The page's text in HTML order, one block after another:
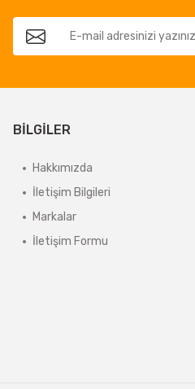
BİLGİLER
Hakkımızda
İletişim Bilgileri
Markalar
İletişim Formu